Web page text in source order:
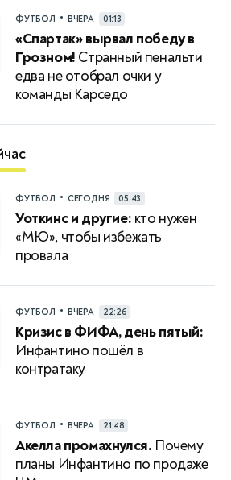
ФУТБОЛ • ВЧЕРА 01:13
«Спартак» вырвал победу в
Грозном! Странный пенальти
едва не отобрал очки у
команды Карседо
ФУТБОЛ • СЕГОДНЯ 05:43
Уоткинс и другие: кто нужен
«МЮ», чтобы избежать
провала
ФУТБОЛ • ВЧЕРА 22:26
Кризис в ФИФА, день пятый:
Инфантино пошёл в
контратаку
ФУТБОЛ • ВЧЕРА 21:48
Акелла промахнулся. Почему
планы Инфантино по продаже